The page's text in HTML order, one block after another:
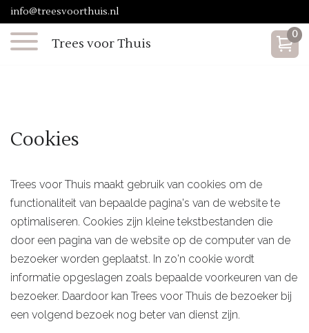
info@treesvoorthuis.nl
Trees voor Thuis
0
Cookies
Trees voor Thuis maakt gebruik van cookies om de
functionaliteit van bepaalde pagina's van de website te
optimaliseren. Cookies zijn kleine tekstbestanden die
door een pagina van de website op de computer van de
bezoeker worden geplaatst. In zo'n cookie wordt
informatie opgeslagen zoals bepaalde voorkeuren van de
bezoeker. Daardoor kan Trees voor Thuis de bezoeker bij
een volgend bezoek nog beter van dienst zijn.